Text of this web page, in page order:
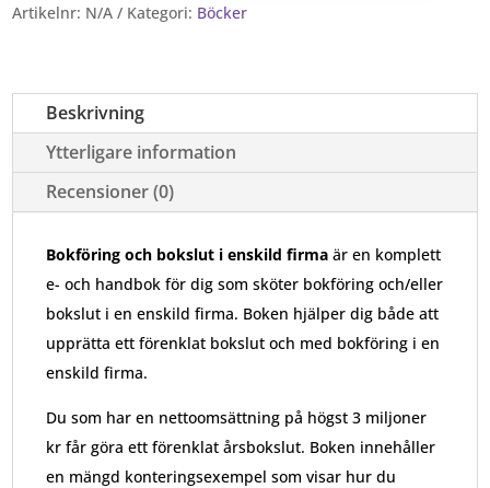
e-
handbok
mängd
Artikelnr: N/A Kategori: Böcker
Beskrivning
Ytterligare information
Recensioner (0)
Bokföring och bokslut i enskild firma är en komplett
e- och handbok för dig som sköter bokföring och/eller
bokslut i en enskild firma. Boken hjälper dig både att
upprätta ett förenklat bokslut och med bokföring i en
enskild firma.
Du som har en nettoomsättning på högst 3 miljoner
kr får göra ett förenklat årsbokslut. Boken innehåller
en mängd konteringsexempel som visar hur du